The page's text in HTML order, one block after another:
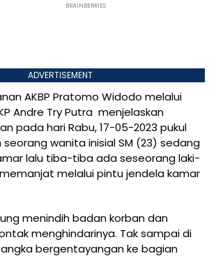
ADVERTISEMENT
AKBP Pratomo Widodo melalui
Andre Try Putra menjelaskan
pada hari Rabu, 17-05-2023 pukul
seorang wanita inisial SM (23) sedang
lalu tiba-tiba ada seseorang laki-
melalui pintu jendela kamar
menindih badan korban dan
menghindarinya. Tak sampai di
bergentayangan ke bagian